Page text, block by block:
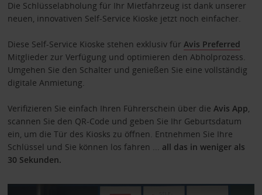
Die Schlüsselabholung für Ihr Mietfahrzeug ist dank unserer
neuen, innovativen Self-Service Kioske jetzt noch einfacher.
Diese Self-Service Kioske stehen exklusiv für Avis Preferred
Mitglieder zur Verfügung und optimieren den Abholprozess.
Umgehen Sie den Schalter und genießen Sie eine vollständig
digitale Anmietung.
Verifizieren Sie einfach Ihren Führerschein über die Avis App
scannen Sie den QR-Code und geben Sie Ihr Geburtsdatum
ein, um die Tür des Kiosks zu öffnen. Entnehmen Sie Ihre
Schlüssel und Sie können los fahren ... all das in weniger als
30 Sekunden.